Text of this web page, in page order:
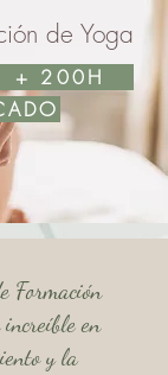
de Yoga
+ 200H
Formación
en
y la